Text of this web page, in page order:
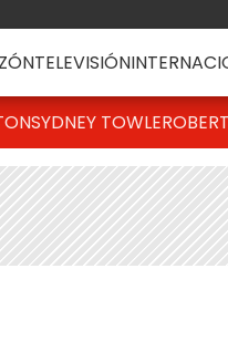
TELEVISIÓN
SYDNEY TOWLE